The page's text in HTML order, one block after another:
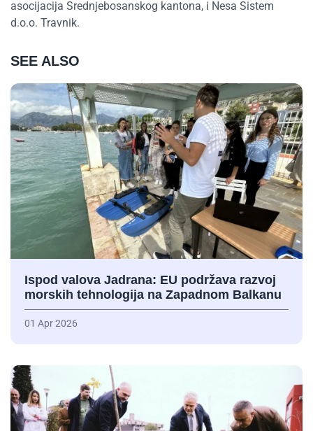
asocijacija Srednjebosanskog kantona, i Nesa Sistem
d.o.o. Travnik.
SEE ALSO
Ispod valova Jadrana: EU podržava razvoj
morskih tehnologija na Zapadnom Balkanu
01 Apr 2026